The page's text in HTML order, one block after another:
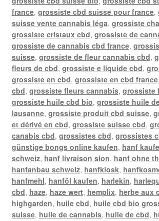
france, grossiste cbd suisse pour france,
suisse vente cannabis léga, grossiste
grossiste cristaux cbd, grossiste de
grossiste de cannabis cbd france,
suisse, grossiste de fleur cannabis cbd,
fleurs de cbd, grossiste e liquide cbd,
grossiste en cbd, grossiste en cbd france,
cbd, grossiste fleurs cannabis, grossiste
grossiste huile cbd bio, grossiste huile
lausanne, grossiste produit cbd suisse,
et dérivé en cbd, grossiste suisse cbd,
canabis cbd, grossistes cbd, grossistes
günstige bongs online kaufen, hanf
schweiz, hanf livraison sion, hanf ohne
hanfanbau schweiz, hanfkiosk,
hanfmehl, hanföl kaufen, harlekin,
cbd, haze, haze wert, hemplix, herbe aux
highgarden, huile cbd, huile cbd bio
suisse, huile de cannabis, huile de cbd,